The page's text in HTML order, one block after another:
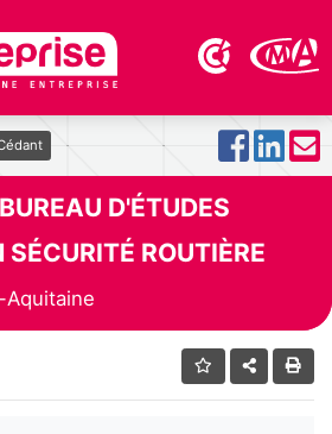
BUREAU D'ÉTUDES
ROUTIÈRE